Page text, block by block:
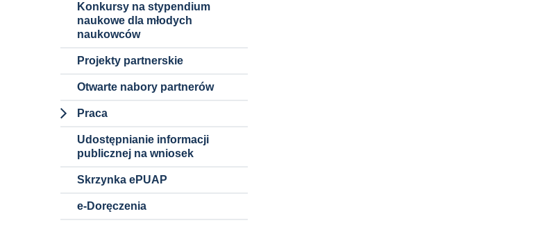
niepodlegające
ustawie pzp
konsultacje
wartości
Konkursy na stypendium
naukowe dla młodych
naukowców
Projekty partnerskie
Otwarte nabory partnerów
Praca
Dokumenty i
informacje o
akademiccy
Udostępnianie informacji
publicznej na wniosek
Skrzynka ePUAP
e-Doręczenia